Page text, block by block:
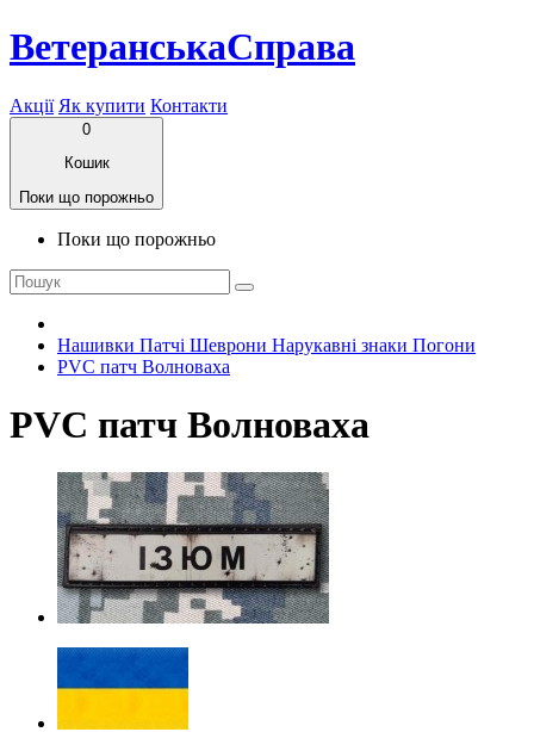
ВетеранськаСправа
Акції Як купити Контакти
0
Кошик
Поки що порожньо
Поки що порожньо
Нашивки Патчі Шеврони Нарукавні знаки Погони
PVC патч Волноваха
PVC патч Волноваха